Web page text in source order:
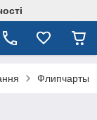
Флипчарты